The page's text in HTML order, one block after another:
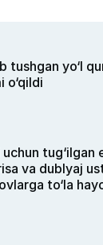
tushgan yo‘l
o‘qildi
tug‘ilgan
va dublyaj
to‘la